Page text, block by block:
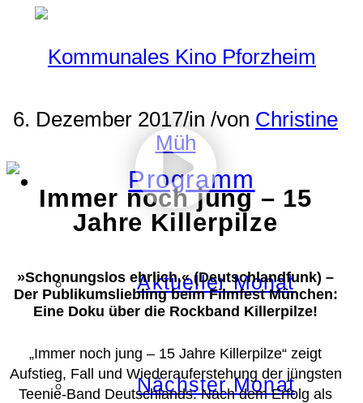
Programm
Aktueller Monat
Nächster Monat
6. Dezember 2017/in /von Christine
Müh
Immer noch jung – 15
Jahre Killerpilze
»Schonungslos ehrlich.« (Deutschlandfunk) –
Der Publikumsliebling beim Filmfest München:
Eine Doku über die Rockband Killerpilze!
„Immer noch jung – 15 Jahre Killerpilze“ zeigt
Aufstieg, Fall und Wiederauferstehung der jüngsten
Teenie-Band Deutschlands: Nach dem Erfolg als